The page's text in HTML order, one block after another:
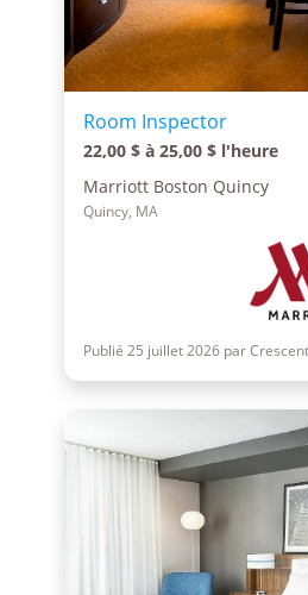
Room Inspector
22,00 $ à 25,00 $ l'heure
Marriott Boston Quincy
Quincy, MA
Publié 25 juillet 2026 par